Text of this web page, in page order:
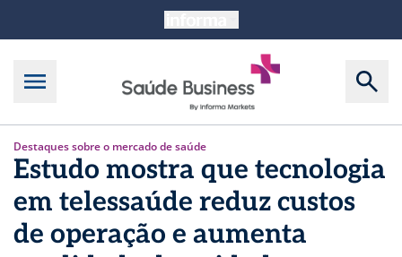
Destaques sobre o mercado de saúde
Estudo mostra que tecnologia
em telessaúde reduz custos
de operação e aumenta